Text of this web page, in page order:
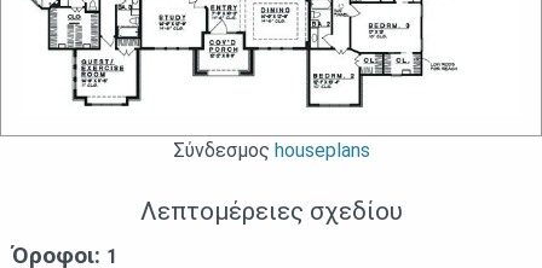
Σύνδεσμος houseplans
Λεπτομέρειες σχεδίου
Όροφοι: 1